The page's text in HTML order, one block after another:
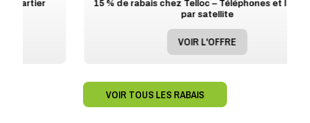
15 % de rabais chez Telloc – Téléphones et Internet
VOIR L'OFFRE
VOIR TOUS LES RABAIS